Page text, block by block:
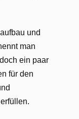
und
man
ein paar
für den